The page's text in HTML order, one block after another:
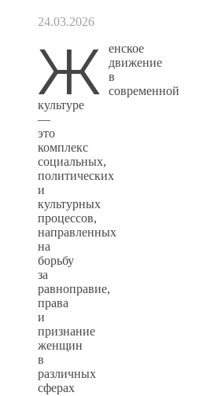
24.03.2026
Ж
енское
движение
в
современной
культуре
—
это
комплекс
социальных,
политических
и
культурных
процессов,
направленных
на
борьбу
за
равноправие,
права
и
признание
женщин
в
различных
сферах